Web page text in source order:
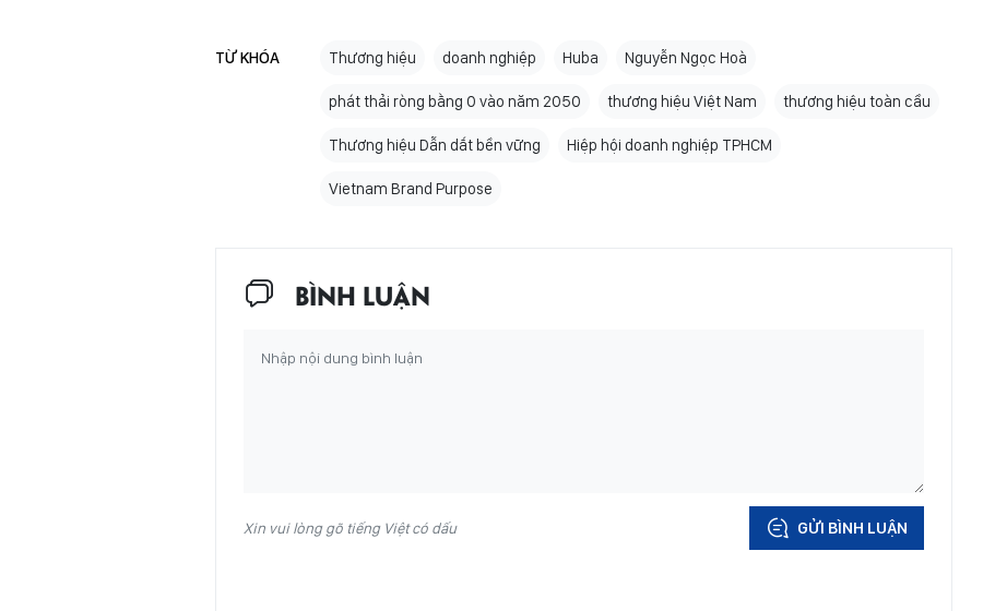
TỪ KHÓA Thương hiệu doanh nghiệp Huba Nguyễn Ngọc Hoà
phát thải ròng bằng 0 vào năm 2050 thương hiệu Việt Nam thương hiệu toàn cầu
Thương hiệu Dẫn dắt bền vững Hiệp hội doanh nghiệp TPHCM
Vietnam Brand Purpose
BÌNH LUẬN
Xin vui lòng gõ tiếng Việt có dấu GỬI BÌNH LUẬN